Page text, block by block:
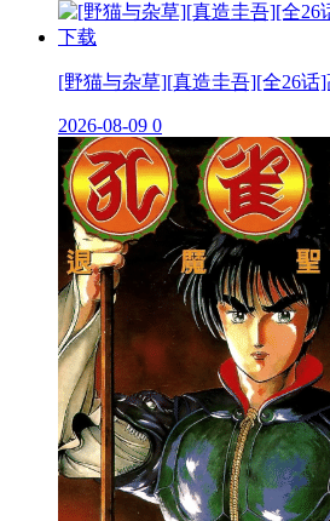
[野猫与杂草][真造圭吾][全26话]
2026-08-09 0